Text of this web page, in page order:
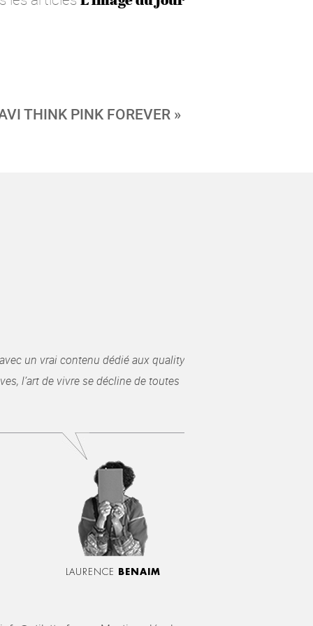
THINK PINK FOREVER »
un vrai contenu dédié aux quality
l’art de vivre se décline de toutes
LAURENCE BENAIM